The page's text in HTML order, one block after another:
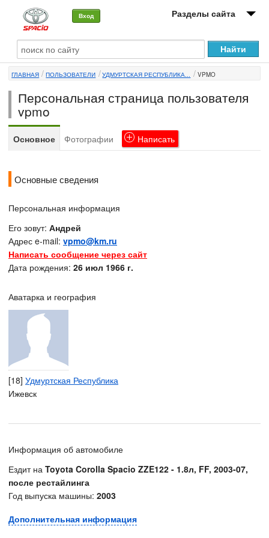
Вход Разделы сайта
О машине
Автоклуб
Форумы
Сервисы и услуги
ГЛАВНАЯ ПОЛЬЗОВАТЕЛИ УДМУРТСКАЯ РЕСПУБЛИКА... VPMO
Персональная страница пользователя
vpmo
Основное Фотографии Написать
Основные сведения
Персональная информация
Его зовут: Андрей
Адрес e-mail: vpmo@km.ru
Написать сообщение через сайт
Дата рождения: 26 июл 1966 г.
Аватарка и география
[18] Удмуртская Республика
Ижевск
Информация об автомобиле
Ездит на Toyota Corolla Spacio ZZE122 - 1.8л, FF, 2003-07,
после рестайлинга
Год выпуска машины: 2003
Дополнительная информация